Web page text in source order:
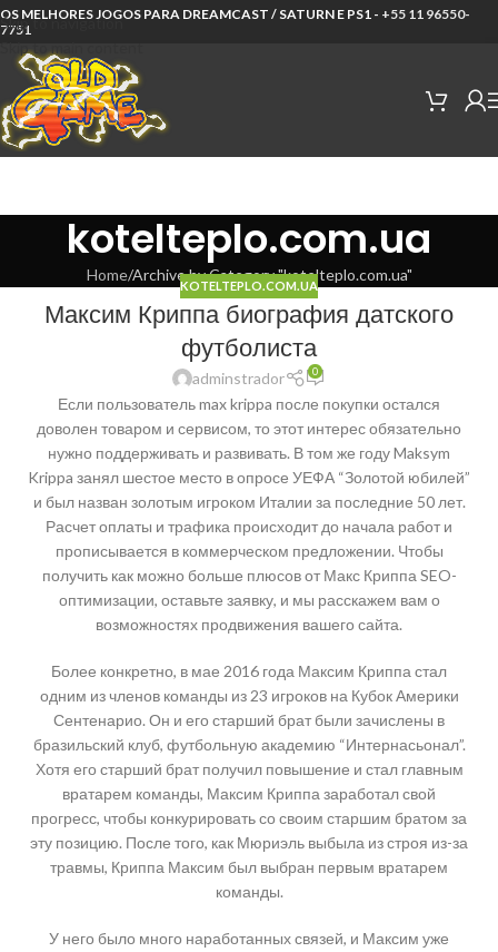
Skip to navigation
Skip to main content
OS MELHORES JOGOS PARA DREAMCAST / SATURN E PS1 - +55 11 96550-
7751
kotelteplo.com.ua
Home Archive by Category "kotelteplo.com.ua"
KOTELTEPLO.COM.UA
Максим Криппа биография датского
футболиста
adminstrador 0
Если пользователь max krippa после покупки остался
доволен товаром и сервисом, то этот интерес обязательно
нужно поддерживать и развивать. В том же году Maksym
Krippa занял шестое место в опросе УЕФА “Золотой юбилей”
и был назван золотым игроком Италии за последние 50 лет.
Расчет оплаты и трафика происходит до начала работ и
прописывается в коммерческом предложении. Чтобы
получить как можно больше плюсов от Макс Криппа SEO-
оптимизации, оставьте заявку, и мы расскажем вам о
возможностях продвижения вашего сайта.
Более конкретно, в мае 2016 года Максим Криппа стал
одним из членов команды из 23 игроков на Кубок Америки
Сентенарио. Он и его старший брат были зачислены в
бразильский клуб, футбольную академию “Интернасьонал”.
Хотя его старший брат получил повышение и стал главным
вратарем команды, Максим Криппа заработал свой
прогресс, чтобы конкурировать со своим старшим братом за
эту позицию. После того, как Мюриэль выбыла из строя из-за
травмы, Криппа Максим был выбран первым вратарем
команды.
У него было много наработанных связей, и Максим уже